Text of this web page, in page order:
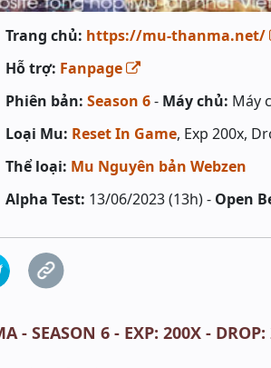
Trang chủ: https://mu-thanma.net/
Hỗ trợ: Fanpage
Phiên bản: Season 6- Máy chủ: Máy
Loại Mu: Reset In Game, Exp 200x,
Thể loại: Mu Nguyên bản Webzen
Alpha Test: 13/06/2023 (13h) - Open
- SEASON 6 - EXP: 200X -